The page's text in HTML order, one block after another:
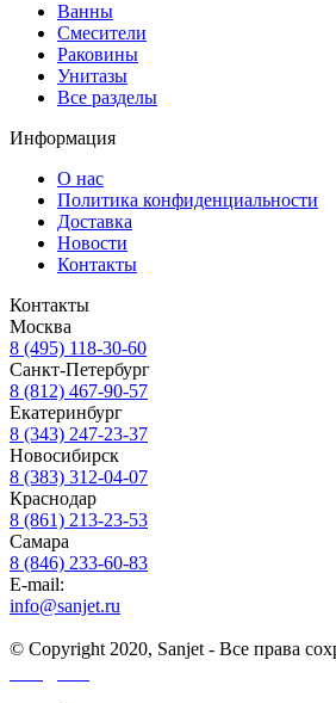
Ванны
Смесители
Раковины
Унитазы
Все разделы
Информация
О нас
Политика конфиденциальности
Доставка
Новости
Контакты
Контакты
Москва
8 (495) 118-30-60
Санкт-Петербург
8 (812) 467-90-57
Екатеринбург
8 (343) 247-23-37
Новосибирск
8 (383) 312-04-07
Краснодар
8 (861) 213-23-53
Самара
8 (846) 233-60-83
E-mail:
info@sanjet.ru
© Copyright 2020, Sanjet - Все права